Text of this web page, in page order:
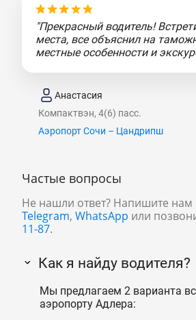
"Прекрасный водитель!
места, все объяснил на
местные особенности и
Анастасия
Компактвэн, 4(6) пасс.
Аэропорт Сочи – Цандрипш
Частые вопросы
Не нашли ответ? Напишите нам
Telegram, WhatsApp или
11-87.
Как я найду водителя?
Мы предлагаем 2 варианта
аэропорту Адлера: